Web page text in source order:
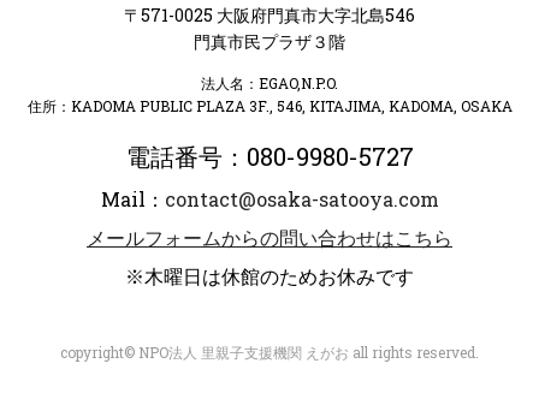
〒571-0025 大阪府門真市大字北島546
門真市民プラザ３階
法人名：EGAO,N.P.O.
住所：KADOMA PUBLIC PLAZA 3F., 546, KITAJIMA, KADOMA, OSAKA
電話番号：080-9980-5727
Mail： contact@osaka-satooya.com
メールフォームからの問い合わせはこちら
※木曜日は休館のためお休みです
copyright© NPO法人 里親子支援機関 えがお all rights reserved.